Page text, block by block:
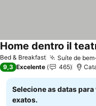
Bed & Breakfast
Home dentro il
9,3 Excelente 465
Selecione as datas
exatos.